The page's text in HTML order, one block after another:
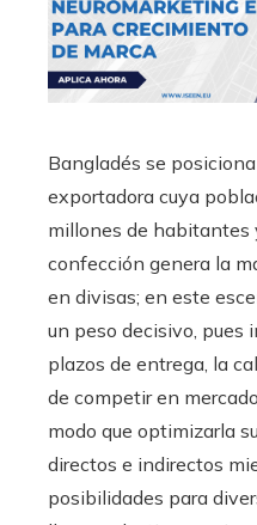
Bangladés se
exportadora cuya
millones de habitantes
confección genera la
en divisas; en este
un peso decisivo, pues
plazos de entrega, la
de competir en
modo que optimizarla
directos e indirectos
posibilidades para